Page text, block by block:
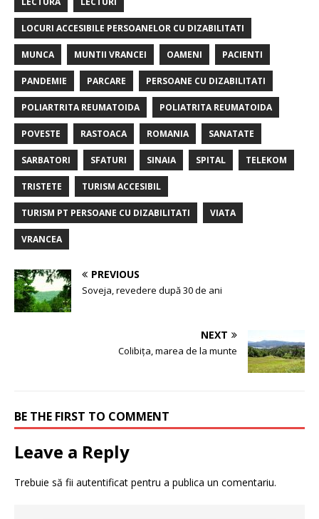
LOCURI ACCESIBILE PERSOANELOR CU DIZABILITATI
MUNCA MUNTII VRANCEI OAMENI PACIENTI
PANDEMIE PARCARE PERSOANE CU DIZABILITATI
POLIARTRITA REUMATOIDA POLIATRITA REUMATOIDA
POVESTE RASTOACA ROMANIA SANATATE
SARBATORI SFATURI SINAIA SPITAL TELEKOM
TRISTETE TURISM ACCESIBIL
TURISM PT PERSOANE CU DIZABILITATI VIATA
VRANCEA
PREVIOUS
Soveja, revedere după 30 de ani
NEXT
Colibița, marea de la munte
BE THE FIRST TO COMMENT
Leave a Reply
Trebuie să fii autentificat pentru a publica un comentariu.